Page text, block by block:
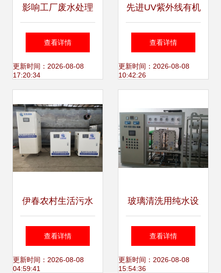
影响工厂废水处理
设备价格的核心因
素 聚焦水处理设备
查看详情
更新时间：2026-08-08
17:20:34
先进UV紫外线有机
废气处理设备 金好
旺打造高效环保技
查看详情
更新时间：2026-08-08
10:42:26
伊春农村生活污水
处理设备设计寿命
与研发实践研究
查看详情
更新时间：2026-08-08
04:59:41
玻璃清洗用纯水设
备的核心技术与应
用
查看详情
更新时间：2026-08-08
15:54:36